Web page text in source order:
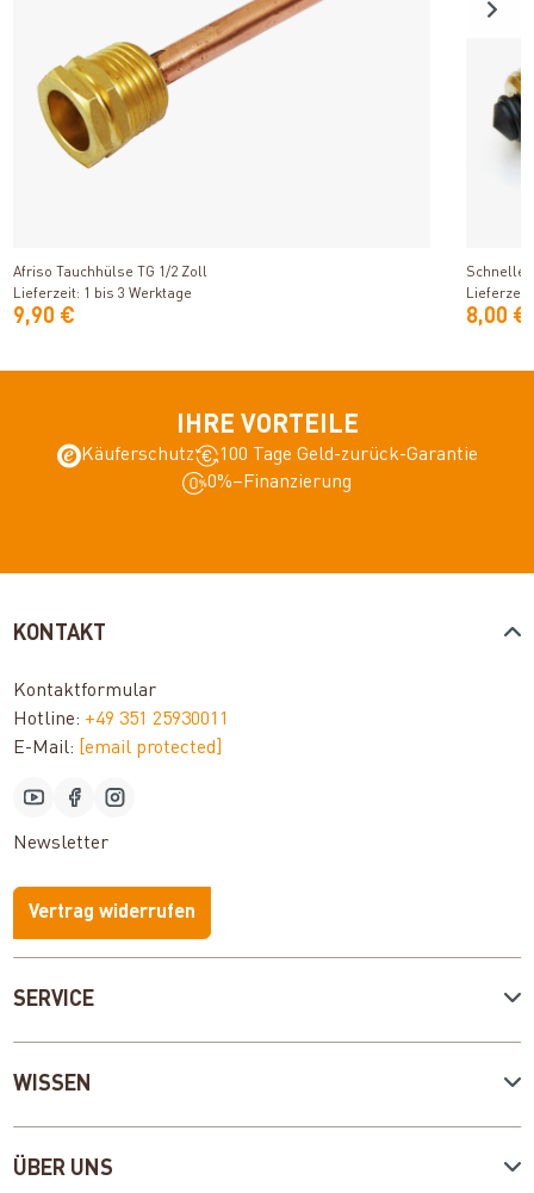
Afriso Tauchhülse TG 1/2 Zoll
Lieferzeit: 1 bis 3 Werktage
9,90 € 8,00 €
IHRE VORTEILE
Käuferschutz
100 Tage Geld-zurück-Garantie
0%–Finanzierung
SERVICE
WISSEN
ÜBER UNS
KONTAKT
Kontaktformular
Hotline: +49 351 25930011
E-Mail:
[email protected]
Newsletter
Vertrag widerrufen